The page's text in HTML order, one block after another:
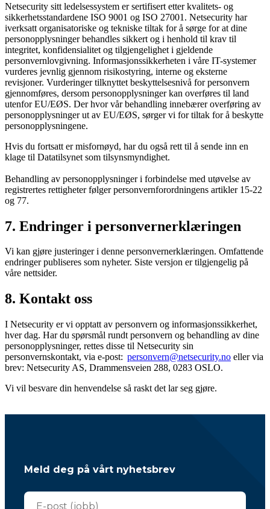
Netsecurity sitt ledelsessystem er sertifisert etter kvalitets- og
sikkerhetsstandardene ISO 9001 og ISO 27001. Netsecurity har
iverksatt organisatoriske og tekniske tiltak for å sørge for at dine
personopplysninger behandles sikkert og i henhold til krav til
integritet, konfidensialitet og tilgjengelighet i gjeldende
personvernlovgivning. Informasjonssikkerheten i våre IT-systemer
vurderes jevnlig gjennom risikostyring, interne og eksterne
revisjoner. Vurderinger tilknyttet beskyttelsesnivå for personvern
gjennomføres, dersom personopplysninger kan overføres til land
utenfor EU/EØS. Der hvor vår behandling innebærer overføring av
personopplysninger ut av EU/EØS, sørger vi for tiltak for å beskytte
personopplysningene.
Hvis du fortsatt er misfornøyd, har du også rett til å sende inn en
klage til Datatilsynet som tilsynsmyndighet.
Behandling av personopplysninger i forbindelse med utøvelse av
registrertes rettigheter følger personvernforordningens artikler 15-22
og 77.
7. Endringer i personvernerklæringen
Vi kan gjøre justeringer i denne personvernerklæringen. Omfattende
endringer publiseres som nyheter. Siste versjon er tilgjengelig på
våre nettsider.
8. Kontakt oss
I Netsecurity er vi opptatt av personvern og informasjonssikkerhet,
hver dag. Har du spørsmål rundt personvern og behandling av dine
personopplysninger, rettes disse til Netsecurity sin
personvernskontakt, via e-post: personvern@netsecurity.no eller via
brev: Netsecurity AS, Drammensveien 288, 0283 OSLO.
Vi vil besvare din henvendelse så raskt det lar seg gjøre.
Meld deg på vårt nyhetsbrev